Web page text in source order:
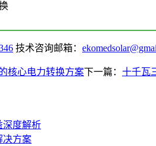
技术咨询邮箱：
核心电力转换方案下一篇： 十千瓦
深度解析
决方案